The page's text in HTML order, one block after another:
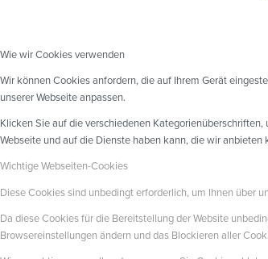
Wie wir Cookies verwenden
Wir können Cookies anfordern, die auf Ihrem Gerät
unserer Webseite anpassen.
Klicken Sie auf die verschiedenen
Webseite und auf die Dienste haben kann, die wir anbieten
Wichtige Webseiten-Cookies
Diese Cookies sind unbedingt erforderlich, um Ihnen über
Da diese Cookies für die Bereitstellung der Website
Browsereinstellungen ändern und das Blockieren aller